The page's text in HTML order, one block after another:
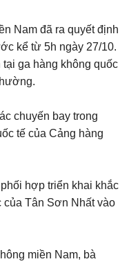
Nam đã ra quyết định
kể từ 5h ngày 27/10.
ga hàng không quốc
chuyến bay trong
tế của Cảng hàng
hợp triển khai khắc
Tân Sơn Nhất vào
miền Nam, bà